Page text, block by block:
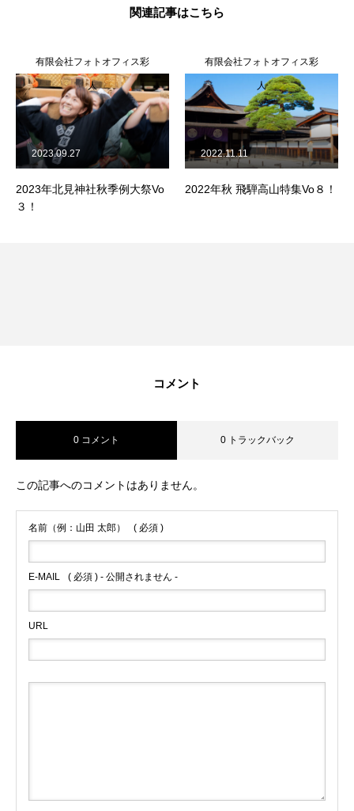
関連記事はこちら
有限会社フォトオフィス彩
人
2023年北見神社秋季例大祭Vo
３！
2023.09.27
有限会社フォトオフィス彩
人
2022年秋 飛騨高山特集Vo８！
2022.11.11
コメント
0 コメント 0 トラックバック
この記事へのコメントはありません。
名前（例：山田 太郎） ( 必須 )
E-MAIL ( 必須 ) - 公開されません -
URL